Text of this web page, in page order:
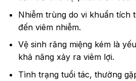
Nhiễm trùng do vi khuẩn tích
đến viêm nhiễm.
Vệ sinh răng miệng kém là
khả năng xảy ra viêm lợi.
Tình trạng tuổi tác, thường